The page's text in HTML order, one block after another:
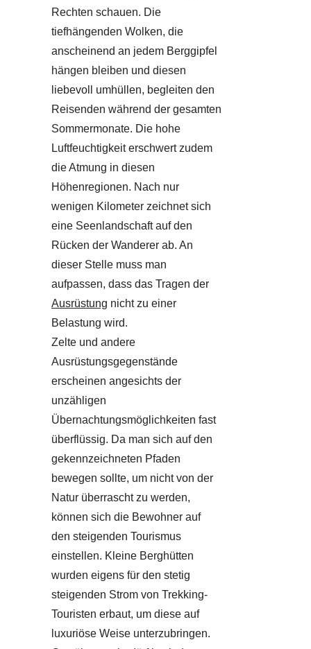
Rechten schauen. Die
tiefhängenden Wolken, die
anscheinend an jedem Berggipfel
hängen bleiben und diesen
liebevoll umhüllen, begleiten den
Reisenden während der gesamten
Sommermonate. Die hohe
Luftfeuchtigkeit erschwert zudem
die Atmung in diesen
Höhenregionen. Nach nur
wenigen Kilometer zeichnet sich
eine Seenlandschaft auf den
Rücken der Wanderer ab. An
dieser Stelle muss man
aufpassen, dass das Tragen der
Ausrüstung nicht zu einer
Belastung wird.
Zelte und andere
Ausrüstungsgegenstände
erscheinen angesichts der
unzähligen
Übernachtungsmöglichkeiten fast
überflüssig. Da man sich auf den
gekennzeichneten Pfaden
bewegen sollte, um nicht von der
Natur überrascht zu werden,
können sich die Bewohner auf
den steigenden Tourismus
einstellen. Kleine Berghütten
wurden eigens für den stetig
steigenden Strom von Trekking-
Touristen erbaut, um diese auf
luxuriöse Weise unterzubringen.